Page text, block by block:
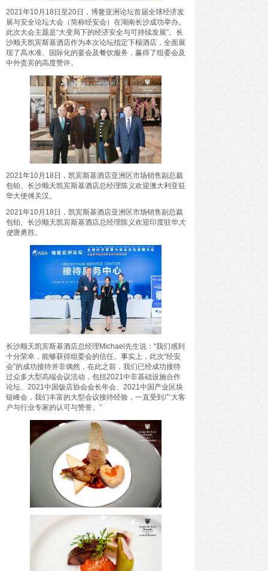
2021年10月18日至20日，博鳌亚洲论坛首届全球经济发
展与安全论坛大会（简称经安会）在湖南长沙成功举办。
此次大会主题是“大变局下的经济安全与可持续发展”。长
沙顺天凯宾斯基酒店作为本次论坛指定下榻酒店，全面展
现了高水准、国际化的宴会及餐饮服务，赢得了组委会及
中外贵宾的高度赞许。
2021年10月18日，凯宾斯基酒店亚洲区市场销售副总裁
包铂、长沙顺天凯宾斯基酒店总经理陈义欢迎澳大利亚驻
华大使傅关汉。
2021年10月18日，凯宾斯基酒店亚洲区市场销售副总裁
包铂、长沙顺天凯宾斯基酒店总经理陈义欢迎印度驻华大
使唐勇胜。
长沙顺天凯宾斯基酒店总经理Michael先生说：“我们感到
十分荣幸，能够获得组委会的信任。事实上，此次“经安
会”的成功接待并非偶然，在此之前，我们已经成功接待
过众多大型高端会议活动，包括2021中非基础设施合作
论坛、2021中国饭店协会会长年会、2021中国产业区块
链峰会，我们丰富的大型会议接待经验，一直受到广大客
户与行业专家的认可与赞誉。”